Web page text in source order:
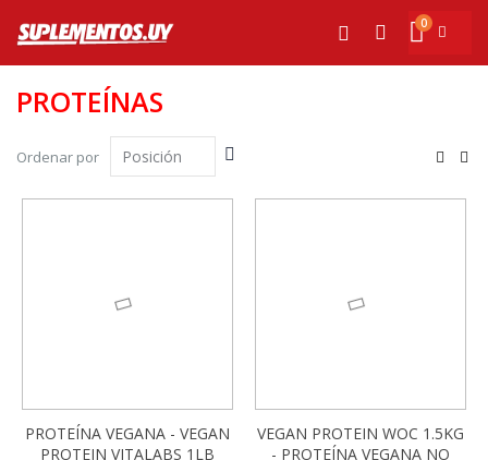
al
contenido
Mi cesta
0
Buscar
PROTEÍNAS
Ordenar por
Ver
PROTEÍNA VEGANA - VEGAN
PROTEIN VITALABS 1LB
VEGAN PROTEIN WOC 1.5KG
- PROTEÍNA VEGANA NO